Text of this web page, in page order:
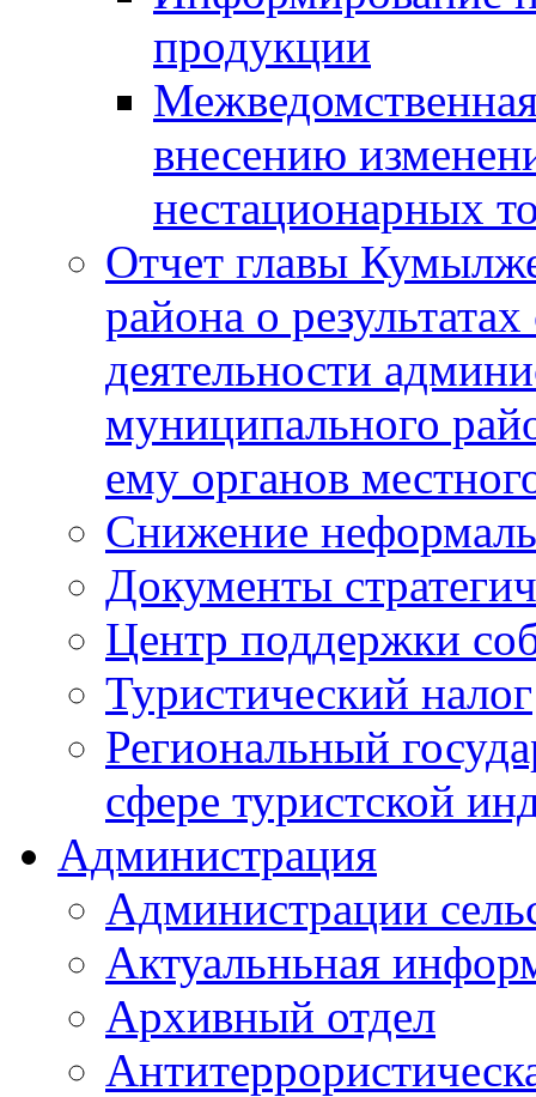
продукции
внесению
нестационарных
Отчет главы
района о
деятельности
муниципального
ему органов
Снижение
Документы
Центр поддержки
Туристический налог
Региональный
сфере туристской
Администрация
Администрации
Актуальньная
Архивный отдел